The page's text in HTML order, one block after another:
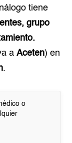
tiene
grupo
a Aceten) en
.
o